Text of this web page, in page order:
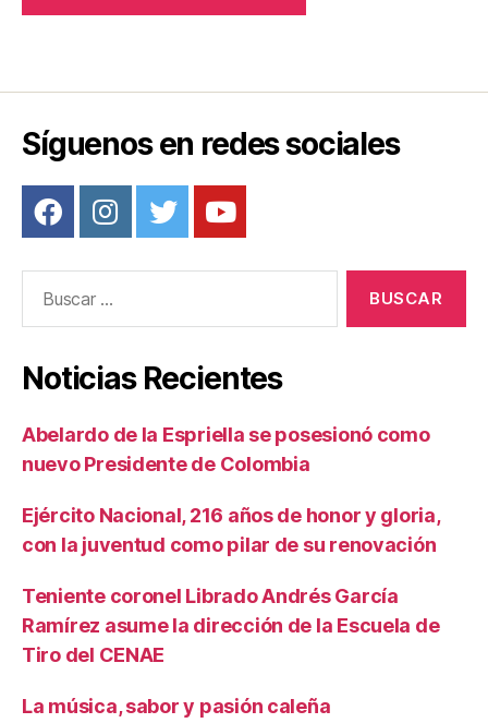
Síguenos en redes sociales
Noticias Recientes
Abelardo de la Espriella se posesionó como
nuevo Presidente de Colombia
Ejército Nacional, 216 años de honor y gloria,
con la juventud como pilar de su renovación
Teniente coronel Librado Andrés García
Ramírez asume la dirección de la Escuela de
Tiro del CENAE
La música, sabor y pasión caleña